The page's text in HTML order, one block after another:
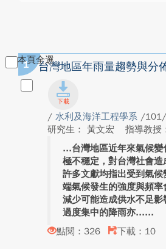
本頁全選
1 台灣地區年雨量趨勢與分
/ 水利及海洋工程學系 /
研究生： 黃文宏
指導教授
台灣地區近年來氣候
極不穩定，對台灣社會造
許多文獻均指出受到氣
端氣候發生的強度與頻
減少可能造成供水不足
過度集中的降雨亦...
點閱：326
下載：10